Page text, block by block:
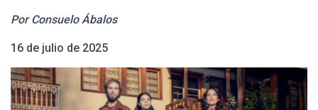
Por Consuelo Ábalos
16 de julio de 2025